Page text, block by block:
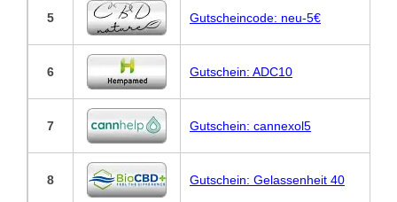
5 Gutscheincode: neu-5€
6 Gutschein: ADC10
7 Gutschein: cannexol5
8 Gutschein: Gelassenheit 40